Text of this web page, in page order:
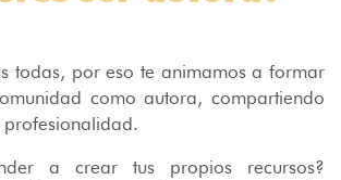
todas, por eso te animamos a formar
como autora, compartiendo
profesionalidad.
a crear tus propios recursos?